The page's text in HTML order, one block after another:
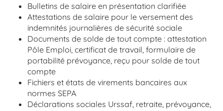
Bulletins de salaire en présentation clarifiée
Attestations de salaire pour le versement des
indemnités journalières de sécurité sociale
Documents de solde de tout compte : attestation
Pôle Emploi, certificat de travail, formulaire de
portabilité prévoyance, reçu pour solde de tout
compte
Fichiers et états de virements bancaires aux
normes SEPA
Déclarations sociales Urssaf, retraite, prévoyance,